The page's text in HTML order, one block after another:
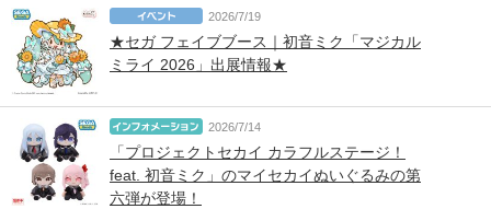
2026/7/19
★セガ フェイブブース｜初音ミク「マジカル
ミライ 2026」出展情報★
2026/7/14
「プロジェクトセカイ カラフルステージ！
feat. 初音ミク」のマイセカイぬいぐるみの第
六弾が登場！